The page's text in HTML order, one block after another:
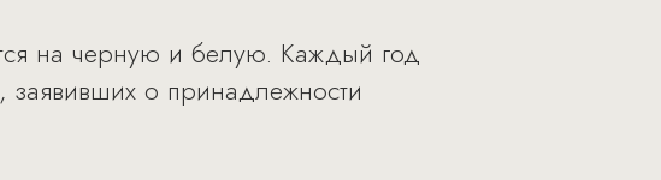
на черную и белую. Каждый год
о принадлежности